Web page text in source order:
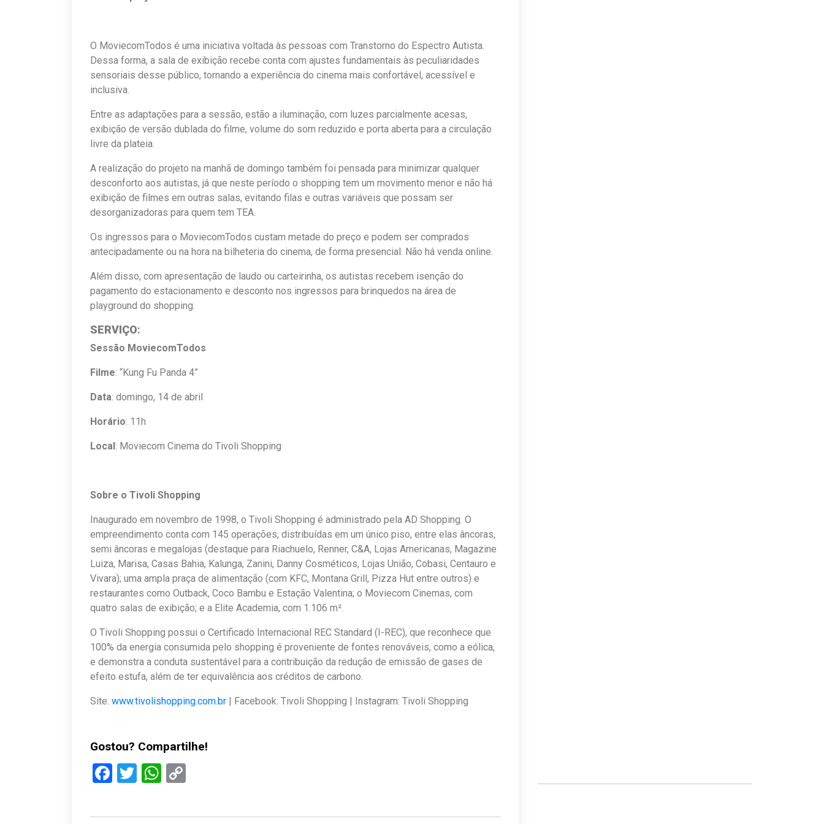
O MoviecomTodos é uma iniciativa voltada às pessoas com Transtorno do Espectro Autista.
Dessa forma, a sala de exibição recebe conta com ajustes fundamentais às peculiaridades
sensoriais desse público, tornando a experiência do cinema mais confortável, acessível e
inclusiva.
Entre as adaptações para a sessão, estão a iluminação, com luzes parcialmente acesas,
exibição de versão dublada do filme, volume do som reduzido e porta aberta para a circulação
livre da plateia.
A realização do projeto na manhã de domingo também foi pensada para minimizar qualquer
desconforto aos autistas, já que neste período o shopping tem um movimento menor e não há
exibição de filmes em outras salas, evitando filas e outras variáveis que possam ser
desorganizadoras para quem tem TEA.
Os ingressos para o MoviecomTodos custam metade do preço e podem ser comprados
antecipadamente ou na hora na bilheteria do cinema, de forma presencial. Não há venda online.
Além disso, com apresentação de laudo ou carteirinha, os autistas recebem isenção do
pagamento do estacionamento e desconto nos ingressos para brinquedos na área de
playground do shopping.
SERVIÇO:
Sessão MoviecomTodos
Filme: “Kung Fu Panda 4”
Data: domingo, 14 de abril
Horário: 11h
Local: Moviecom Cinema do Tivoli Shopping
Sobre o Tivoli Shopping
Inaugurado em novembro de 1998, o Tivoli Shopping é administrado pela AD Shopping. O
empreendimento conta com 145 operações, distribuídas em um único piso, entre elas âncoras,
semi âncoras e megalojas (destaque para Riachuelo, Renner, C&A, Lojas Americanas, Magazine
Luiza, Marisa, Casas Bahia, Kalunga, Zanini, Danny Cosméticos, Lojas União, Cobasi, Centauro e
Vivara); uma ampla praça de alimentação (com KFC, Montana Grill, Pizza Hut entre outros) e
restaurantes como Outback, Coco Bambu e Estação Valentina; o Moviecom Cinemas, com
quatro salas de exibição; e a Elite Academia, com 1.106 m².
O Tivoli Shopping possui o Certificado Internacional REC Standard (I-REC), que reconhece que
100% da energia consumida pelo shopping é proveniente de fontes renováveis, como a eólica,
e demonstra a conduta sustentável para a contribuição da redução de emissão de gases de
efeito estufa, além de ter equivalência aos créditos de carbono.
Site: www.tivolishopping.com.br | Facebook: Tivoli Shopping | Instagram: Tivoli Shopping
Gostou? Compartilhe!
Facebook
TwitterWhatsApp